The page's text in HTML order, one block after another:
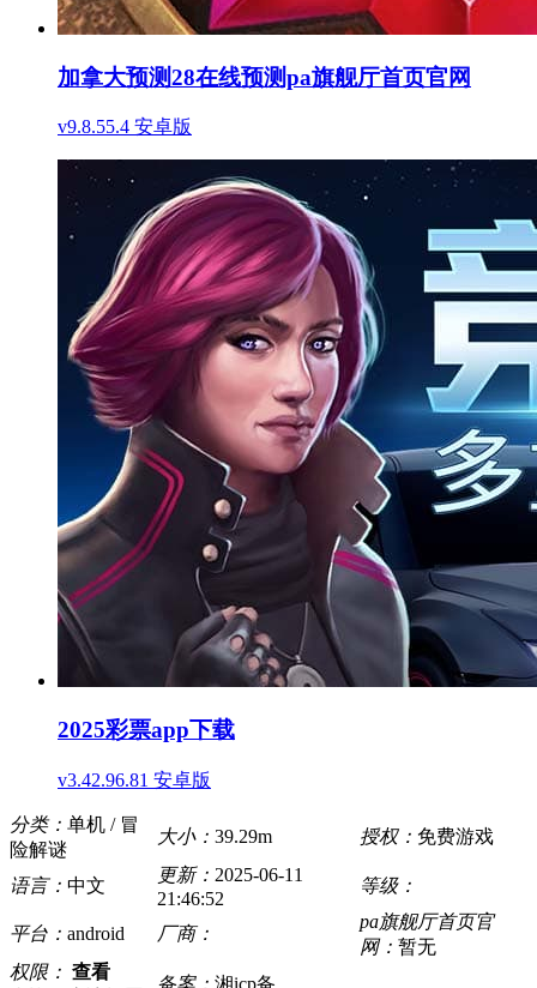
加拿大预测28在线预测pa旗舰厅首页官网
v9.8.55.4 安卓版
2025彩票app下载
v3.42.96.81 安卓版
分类： 单机 / 冒
险解谜
大小： 39.29m 授权： 免费游戏
语言： 中文
更新： 2025-06-11
21:46:52
等级：
平台： android 厂商：
pa旗舰厅首页官
网： 暂无
权限： 查看
备案： 湘icp备